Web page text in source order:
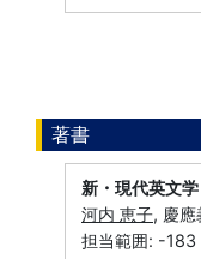
著書
新・現代英文学
河内 恵子, 慶
担当範囲: -183